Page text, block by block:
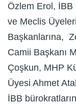
Özlem Erol, İBB
ve Meclis
Başkanlarına,
Camii Başkanı
Çoşkun, MHP
Üyesi Ahmet
İBB